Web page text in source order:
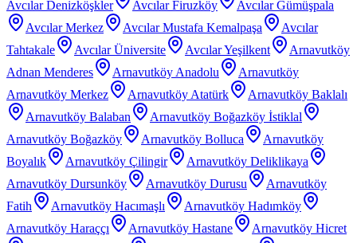
Avcılar Denizköşkler Avcılar Firuzköy
Avcılar Gümüşpala
Avcılar Merkez
Avcılar Mustafa Kemalpaşa
Avcılar
Tahtakale
Avcılar Üniversite Avcılar Yeşilkent
Arnavutköy
Adnan Menderes
Arnavutköy Anadolu
Arnavutköy
Arnavutköy Merkez
Arnavutköy Atatürk
Arnavutköy Baklalı
Arnavutköy Balaban
Arnavutköy Boğazköy İstiklal
Arnavutköy Boğazköy
Arnavutköy Bolluca
Arnavutköy
Boyalık
Arnavutköy Çilingir
Arnavutköy Deliklikaya
Arnavutköy Dursunköy
Arnavutköy Durusu
Arnavutköy
Fatih
Arnavutköy Hacımaşlı
Arnavutköy Hadımköy
Arnavutköy Haraççı
Arnavutköy Hastane
Arnavutköy Hicret